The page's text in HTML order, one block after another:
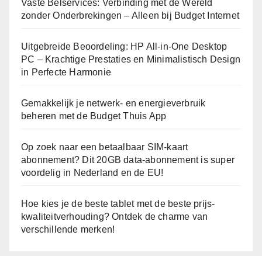
Vaste Belservices: Verbinding met de Wereld
zonder Onderbrekingen – Alleen bij Budget Internet
Uitgebreide Beoordeling: HP All-in-One Desktop
PC – Krachtige Prestaties en Minimalistisch Design
in Perfecte Harmonie
Gemakkelijk je netwerk- en energieverbruik
beheren met de Budget Thuis App
Op zoek naar een betaalbaar SIM-kaart
abonnement? Dit 20GB data-abonnement is super
voordelig in Nederland en de EU!
Hoe kies je de beste tablet met de beste prijs-
kwaliteitverhouding? Ontdek de charme van
verschillende merken!